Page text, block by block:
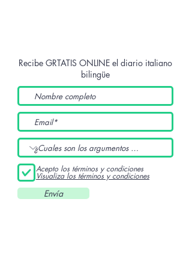
Recibe GRTATIS ONLINE el diario italiano
bilingüe
Acepto los términos y condiciones
Visualiza los términos y condiciones
Envía